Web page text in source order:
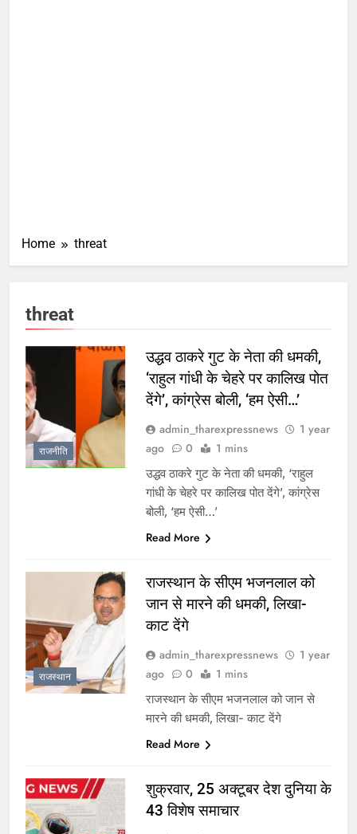
Home threat
threat
राजनीति
उद्धव ठाकरे गुट के नेता की धमकी,
‘राहुल गांधी के चेहरे पर कालिख पोत
देंगे’, कांग्रेस बोली, ‘हम ऐसी…’
admin_tharexpressnews
1 year
ago
0 1 mins
उद्धव ठाकरे गुट के नेता की धमकी, ‘राहुल
गांधी के चेहरे पर कालिख पोत देंगे’, कांग्रेस
बोली, ‘हम ऐसी…’
Read More
राजस्थान
राजस्थान के सीएम भजनलाल को
जान से मारने की धमकी, लिखा-
काट देंगे
admin_tharexpressnews
1 year
ago
0 1 mins
राजस्थान के सीएम भजनलाल को जान से
मारने की धमकी, लिखा- काट देंगे
Read More
शुक्रवार, 25 अक्टूबर देश दुनिया के
43 विशेष समाचार